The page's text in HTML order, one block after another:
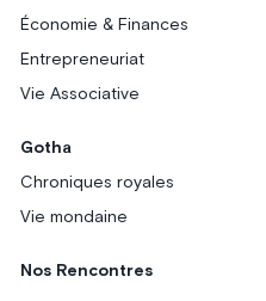
Économie & Finances
Entrepreneuriat
Vie Associative
Gotha
Chroniques royales
Vie mondaine
Nos Rencontres